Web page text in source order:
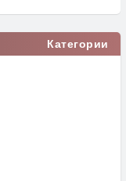
Категории